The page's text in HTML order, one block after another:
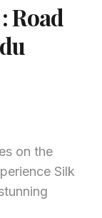
Road
on the
Silk